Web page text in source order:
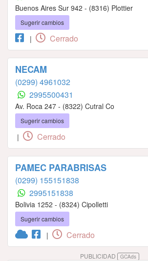
Buenos Aires Sur 942 - (8316) Plottier
Sugerir cambios
| Cerrado
NECAM
(0299) 4961032
2995500431
Av. Roca 247 - (8322) Cutral Co
Sugerir cambios
| Cerrado
PAMEC PARABRISAS
(0299) 155151838
2995151838
Bolivia 1252 - (8324) Cipolletti
Sugerir cambios
| Cerrado
PUBLICIDAD GCAds